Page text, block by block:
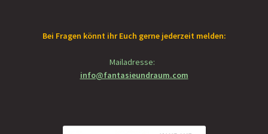
Bei Fragen könnt ihr Euch gerne jederzeit melden:
Mailadresse:
info@fantasieundraum.com